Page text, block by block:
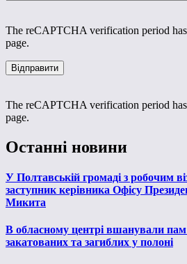
The reCAPTCHA verification period
page.
The reCAPTCHA verification period
page.
Останні новини
У Полтавській громаді з робочим
заступник керівника Офісу
Микита
В обласному центрі вшанували
закатованих та загиблих у полоні